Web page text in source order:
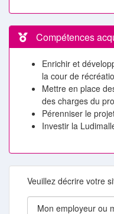
Compétences
Enrichir et
la cour de
Mettre en place
des charges du
Pérenniser le
Investir la
Veuillez décrire votre